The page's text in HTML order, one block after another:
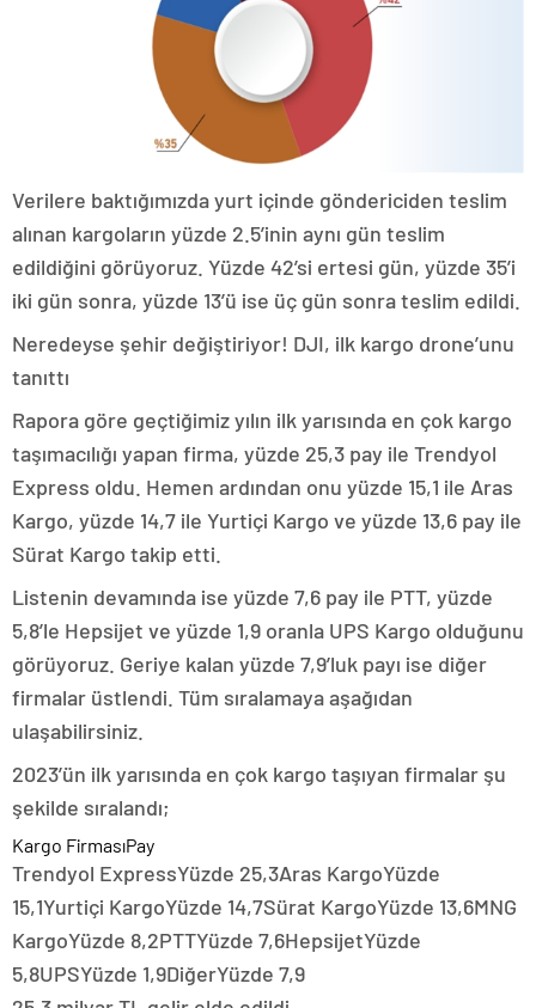
Verilere baktığımızda yurt içinde göndericiden teslim
alınan kargoların yüzde 2.5’inin aynı gün teslim
edildiğini görüyoruz. Yüzde 42’si ertesi gün, yüzde 35’i
iki gün sonra, yüzde 13’ü ise üç gün sonra teslim edildi.
Neredeyse şehir değiştiriyor! DJI, ilk kargo drone’unu
tanıttı
Rapora göre geçtiğimiz yılın ilk yarısında en çok kargo
taşımacılığı yapan firma, yüzde 25,3 pay ile Trendyol
Express oldu. Hemen ardından onu yüzde 15,1 ile Aras
Kargo, yüzde 14,7 ile Yurtiçi Kargo ve yüzde 13,6 pay ile
Sürat Kargo takip etti.
Listenin devamında ise yüzde 7,6 pay ile PTT, yüzde
5,8’le Hepsijet ve yüzde 1,9 oranla UPS Kargo olduğunu
görüyoruz. Geriye kalan yüzde 7,9’luk payı ise diğer
firmalar üstlendi. Tüm sıralamaya aşağıdan
ulaşabilirsiniz.
2023’ün ilk yarısında en çok kargo taşıyan firmalar şu
şekilde sıralandı;
Kargo FirmasıPay
Trendyol ExpressYüzde 25,3Aras KargoYüzde
15,1Yurtiçi KargoYüzde 14,7Sürat KargoYüzde 13,6MNG
KargoYüzde 8,2PTTYüzde 7,6HepsijetYüzde
5,8UPSYüzde 1,9DiğerYüzde 7,9